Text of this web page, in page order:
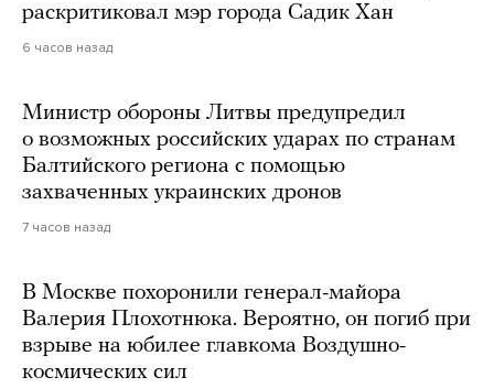
раскритиковал мэр города Садик Хан
6 часов назад
Министр обороны Литвы предупредил
о возможных российских ударах по странам
Балтийского региона с помощью
захваченных украинских дронов
7 часов назад
В Москве похоронили генерал-майора
Валерия Плохотнюка. Вероятно, он погиб при
взрыве на юбилее главкома Воздушно-
космических сил